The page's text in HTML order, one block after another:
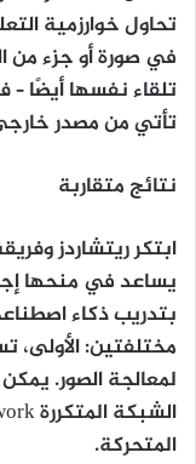
تحاول خوارزمية
في صورة أو جزء من
تلقاء نفسها أيضًا
تأتي من مصدر
نتائج متقاربة
ابتكر ريتشاردز
يساعد في منحها
بتدريب ذكاء
لمعالجة الصور.
المتحركة.